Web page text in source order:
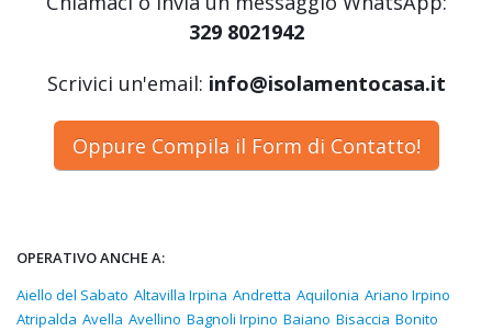
329 8021942
Scrivici un'email: info@isolamentocasa.it
Oppure Compila il Form di Contatto!
OPERATIVO ANCHE A:
Aiello del Sabato Altavilla Irpina Andretta Aquilonia Ariano Irpino
Atripalda Avella Avellino Bagnoli Irpino Baiano Bisaccia Bonito